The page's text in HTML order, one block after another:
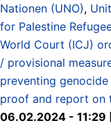
Nationen (UNO),
for Palestine
World Court (ICJ)
/ provisional
preventing
proof and report on
06.02.2024 - 11:29